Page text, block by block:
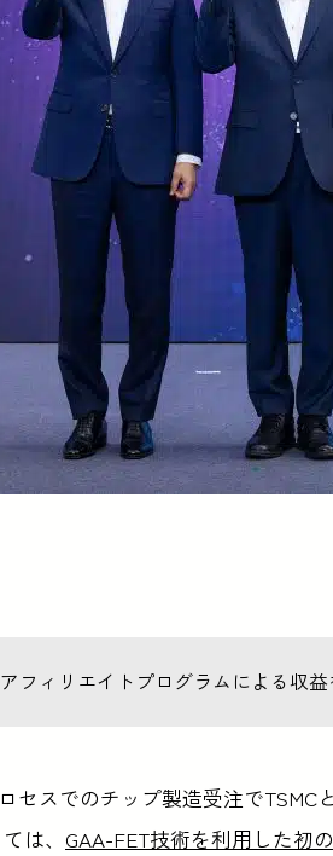
フィリエイトプログラムによる収益
セスでのチップ製造受注でTSMC
は、 GAA-FET技術を利用した初